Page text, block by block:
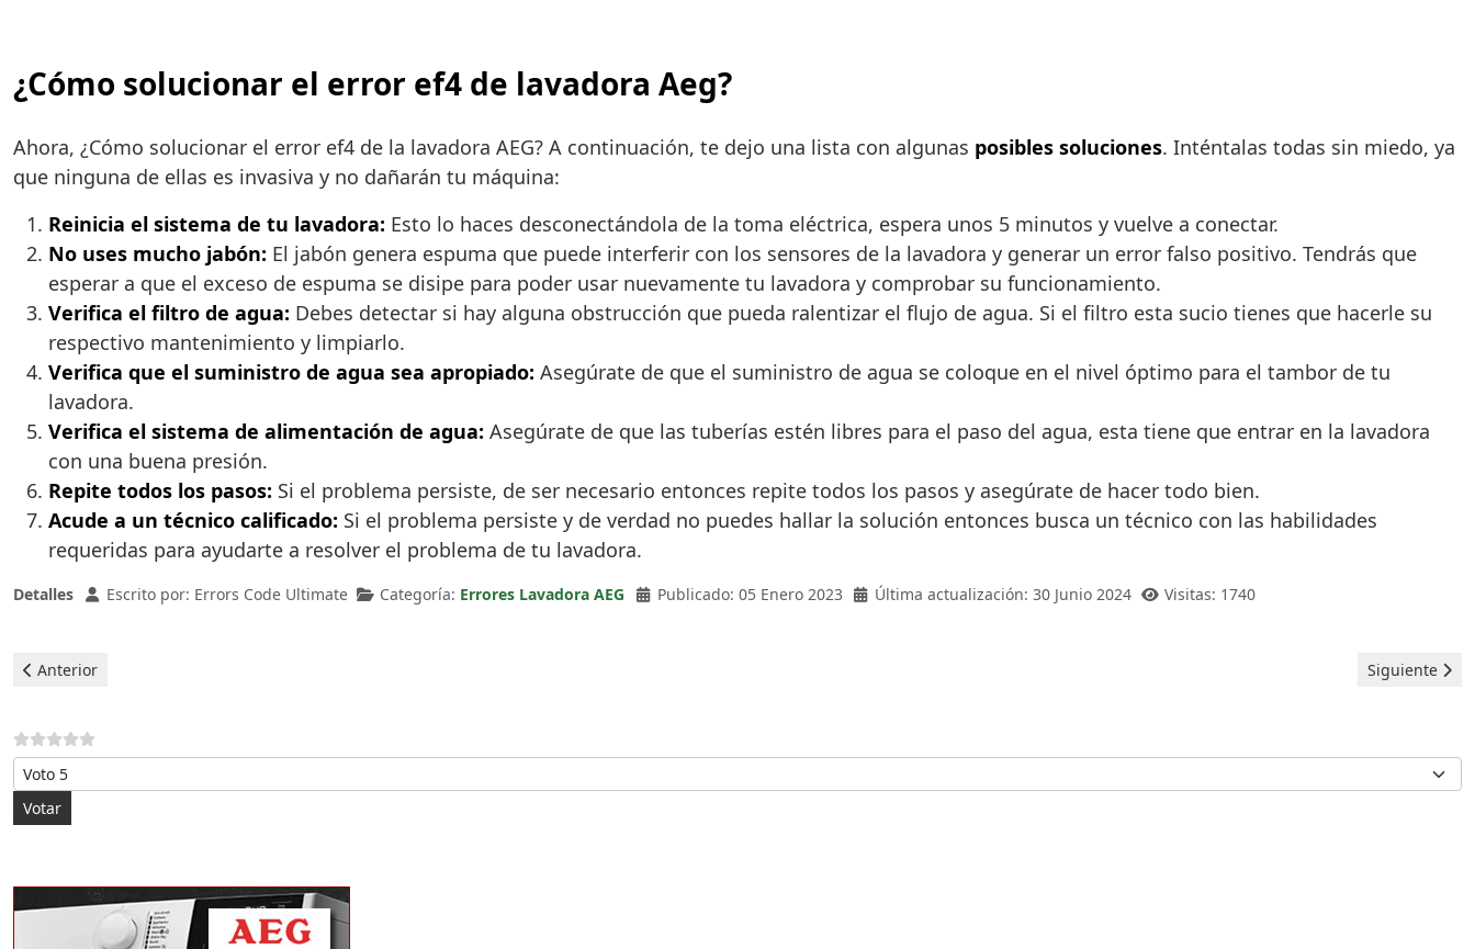
¿Cómo solucionar el error ef4 de lavadora Aeg?
Ahora, ¿Cómo solucionar el error ef4 de la lavadora AEG? A continuación, te dejo una lista con algunas posibles soluciones. Inténtalas todas sin miedo, ya
que ninguna de ellas es invasiva y no dañarán tu máquina:
Reinicia el sistema de tu lavadora: Esto lo haces desconectándola de la toma eléctrica, espera unos 5 minutos y vuelve a conectar.
No uses mucho jabón: El jabón genera espuma que puede interferir con los sensores de la lavadora y generar un error falso positivo. Tendrás que
esperar a que el exceso de espuma se disipe para poder usar nuevamente tu lavadora y comprobar su funcionamiento.
Verifica el filtro de agua: Debes detectar si hay alguna obstrucción que pueda ralentizar el flujo de agua. Si el filtro esta sucio tienes que hacerle su
respectivo mantenimiento y limpiarlo.
Verifica que el suministro de agua sea apropiado: Asegúrate de que el suministro de agua se coloque en el nivel óptimo para el tambor de tu
lavadora.
Verifica el sistema de alimentación de agua: Asegúrate de que las tuberías estén libres para el paso del agua, esta tiene que entrar en la lavadora
con una buena presión.
Repite todos los pasos: Si el problema persiste, de ser necesario entonces repite todos los pasos y asegúrate de hacer todo bien.
Acude a un técnico calificado: Si el problema persiste y de verdad no puedes hallar la solución entonces busca un técnico con las habilidades
requeridas para ayudarte a resolver el problema de tu lavadora.
Detalles Escrito por: Errors Code Ultimate Categoría: Errores Lavadora AEG Publicado: 05 Enero 2023 Última actualización: 30 Junio 2024 Visitas: 1740
Artículo anterior: Aeg Lavadora - error ef3
Anterior Artículo
Siguiente
Por favor, vote